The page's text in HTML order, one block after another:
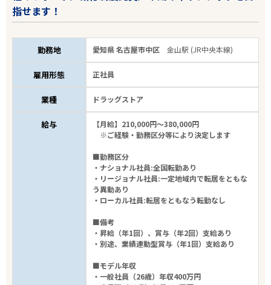
指せます！
勤務地 愛知県 名古屋市中区金山駅 (JR中央本線)
雇用形態 正社員
業種 ドラッグストア
給与
【月給】210,000円～380,000円
※ご経験・勤務区分等により決定します
■勤務区分
・ナショナル社員:全国転勤あり
・リージョナル社員:一定地域内で転居をともな
う異動あり
・ローカル社員:転居をともなう転勤なし
■備考
・昇給（年1回）、賞与（年2回）支給あり
・別途、業績連動型賞与（年1回）支給あり
■モデル年収
・一般社員（26歳）年収400万円